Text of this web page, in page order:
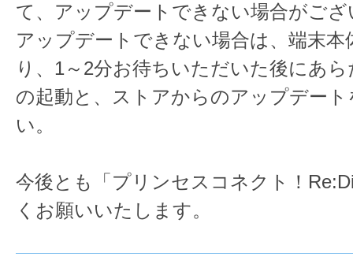
て、アップデートできない場合がご
アップデートできない場合は、端末本
り、1～2分お待ちいただいた後にあ
の起動と、ストアからのアップデー
い。
今後とも「プリンセスコネクト！
くお願いいたします。